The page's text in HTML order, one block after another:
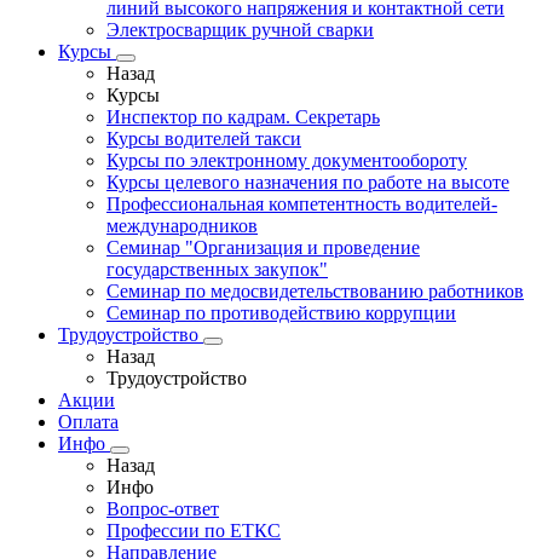
линий высокого напряжения и контактной сети
Электросварщик ручной сварки
Курсы
Назад
Курсы
Инспектор по кадрам. Секретарь
Курсы водителей такси
Курсы по электронному документообороту
Курсы целевого назначения по работе на высоте
Профессиональная компетентность водителей-
международников
Семинар "Организация и проведение
государственных закупок"
Семинар по медосвидетельствованию работников
Семинар по противодействию коррупции
Трудоустройство
Назад
Трудоустройство
Акции
Оплата
Инфо
Назад
Инфо
Вопрос-ответ
Профессии по ЕТКС
Направление